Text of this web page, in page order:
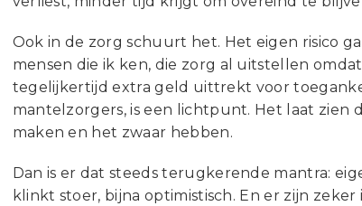
Ook in de zorg schuurt het. Het eigen risico
mensen die ik ken, die zorg al uitstellen
tegelijkertijd extra geld uittrekt voor
mantelzorgers, is een lichtpunt. Het laat zien
maken en het zwaar hebben.
Dan is er dat steeds terugkerende mantra:
klinkt stoer, bijna optimistisch. En er zijn